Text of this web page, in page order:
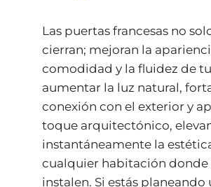
Las puertas francesas no
cierran; mejoran la
comodidad y la fluidez de
aumentar la luz natural,
conexión con el exterior y
toque arquitectónico,
instantáneamente la
cualquier habitación donde
instalen. Si estás planeando